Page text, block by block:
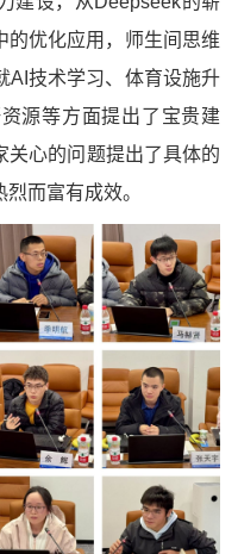
的优化应用，师生间思维
AI技术学习、体育设施升
源等方面提出了宝贵建
关心的问题提出了具体的
而富有成效。